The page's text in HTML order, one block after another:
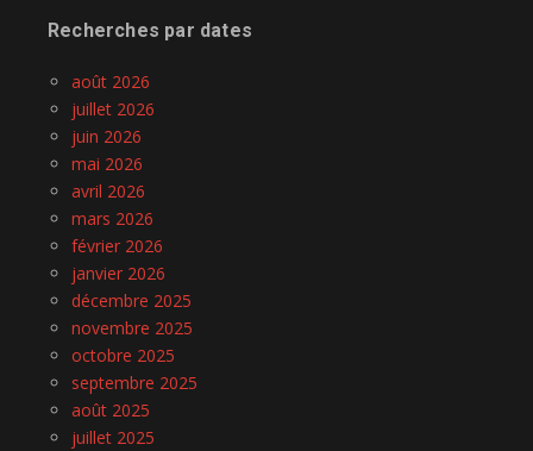
Recherches par dates
août 2026
juillet 2026
juin 2026
mai 2026
avril 2026
mars 2026
février 2026
janvier 2026
décembre 2025
novembre 2025
octobre 2025
septembre 2025
août 2025
juillet 2025